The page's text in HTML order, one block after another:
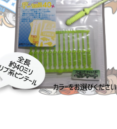
Pテイル40Plus レギュラーカラー各
色
¥605